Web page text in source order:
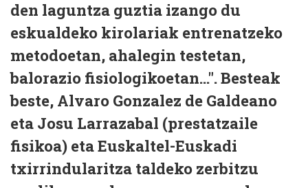
den laguntza guztia izango du
eskualdeko kirolariak entrenatzeko
metodoetan, ahalegin testetan,
balorazio fisiologikoetan...". Besteak
beste, Alvaro Gonzalez de Galdeano
eta Josu Larrazabal (prestatzaile
fisikoa) eta Euskaltel-Euskadi
txirrindularitza taldeko zerbitzu